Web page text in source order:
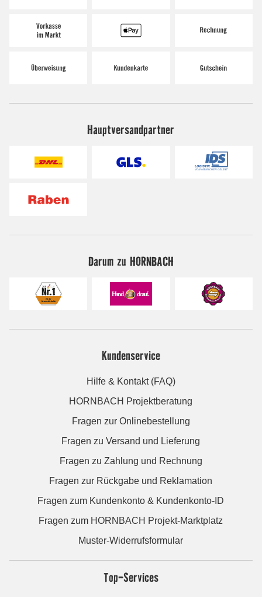
Hauptversandpartner
Darum zu HORNBACH
Kundenservice
Hilfe & Kontakt (FAQ)
HORNBACH Projektberatung
Fragen zur Onlinebestellung
Fragen zu Versand und Lieferung
Fragen zu Zahlung und Rechnung
Fragen zur Rückgabe und Reklamation
Fragen zum Kundenkonto & Kundenkonto-ID
Fragen zum HORNBACH Projekt-Marktplatz
Muster-Widerrufsformular
Top-Services